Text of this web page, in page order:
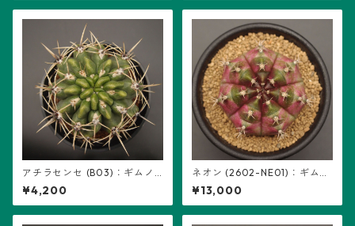
アチラセンセ (B03)：ギムノ
カリキウム属 ※実生、曙斑
¥4,200
ネオン (2602-NE01)：ギムノ
カリキウム属 ※実生
¥13,000